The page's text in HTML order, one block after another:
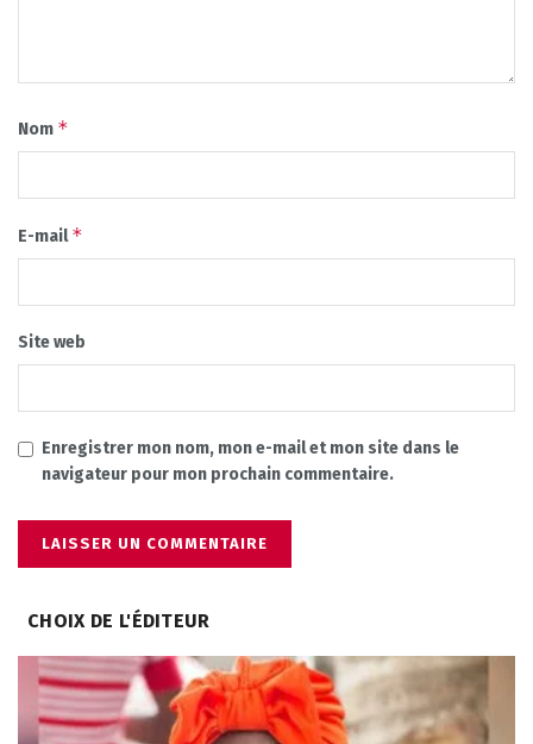
Nom *
E-mail*
Site web
Enregistrer mon nom, mon e-mail et mon site dans le
navigateur pour mon prochain commentaire.
CHOIX DE L'ÉDITEUR